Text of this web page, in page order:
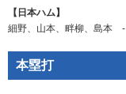
【日本ハム】
細野、 山本、 畔柳、 島本
本塁打